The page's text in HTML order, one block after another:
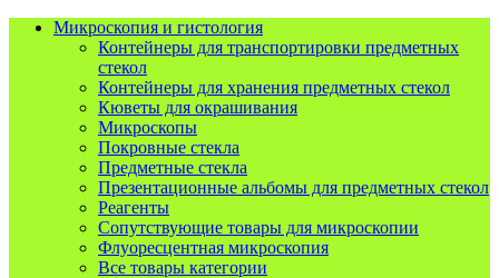
Микроскопия и гистология
Контейнеры для транспортировки предметных
стекол
Контейнеры для хранения предметных стекол
Кюветы для окрашивания
Микроскопы
Покровные стекла
Предметные стекла
Презентационные альбомы для предметных стекол
Реагенты
Сопутствующие товары для микроскопии
Флуоресцентная микроскопия
Все товары категории